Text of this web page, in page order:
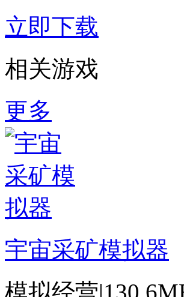
立即下载
相关游戏
更多
宇宙采矿模拟器
模拟经营|